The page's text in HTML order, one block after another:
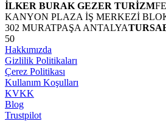
İLKER BURAK GEZER TURİZM
KANYON PLAZA İŞ MERKEZİ
302 MURATPAŞA ANTALYA
50
Hakkımızda
Gizlilik Politikaları
Çerez Politikası
Kullanım Koşulları
KVKK
Blog
Trustpilot